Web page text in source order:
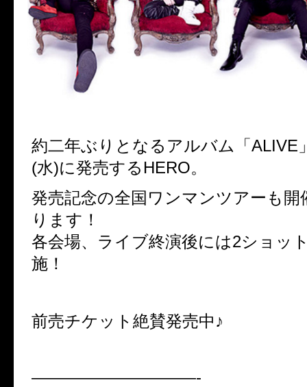
約二年ぶりとなるアルバム「ALIVE
(水)に発売するHERO。
発売記念の全国ワンマンツアーも開
ります！
各会場、ライブ終演後には2ショッ
施！
前売チケット絶賛発売中♪
——————————-